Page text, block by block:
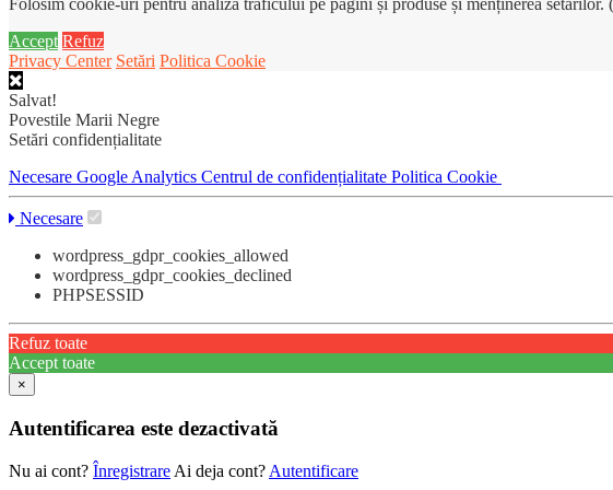
Folosim cookie-uri pentru analiza traficului pe pagini și produse și menținerea
Accept Refuz
Privacy Center Setări Politica Cookie
Salvat!
Povestile Marii Negre
Setări confidențialitate
Necesare Google Analytics Centrul de confidențialitate Politica Cookie
Necesare
wordpress_gdpr_cookies_allowed
wordpress_gdpr_cookies_declined
PHPSESSID
Refuz toate
Accept toate
×
Autentificarea este dezactivată
Nu ai cont? Înregistrare Ai deja cont? Autentificare